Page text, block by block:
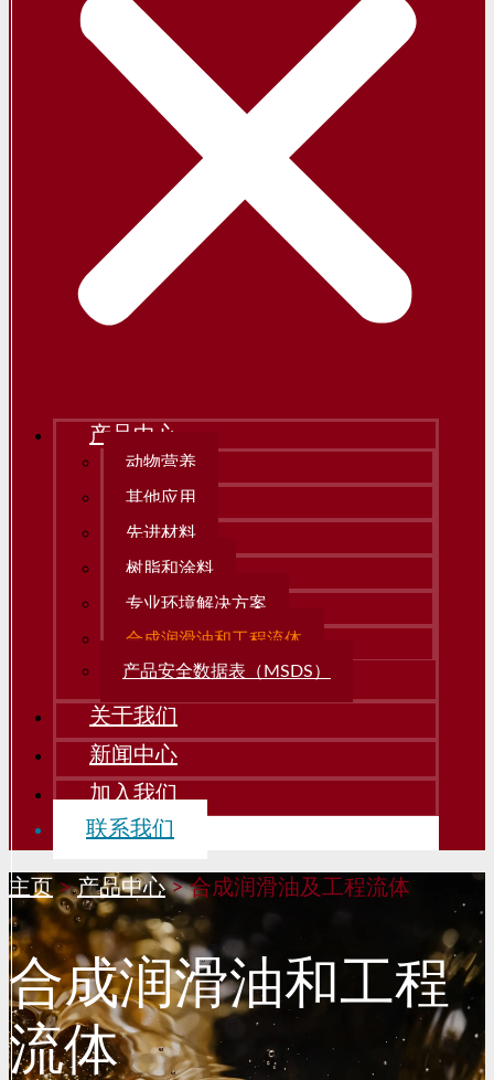
产品中心
动物营养
其他应用
先进材料
树脂和涂料
专业环境解决方案
合成润滑油和工程流体
产品安全数据表（MSDS）
关于我们
新闻中心
加入我们
联系我们
主页>产品中心>合成润滑油及工程流体
合成润滑油和工程
流体